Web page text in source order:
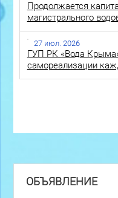
Продолжается
магистрального
27 июл. 2026
ГУП РК «Вода
самореализации
ОБЪЯВЛЕНИЕ